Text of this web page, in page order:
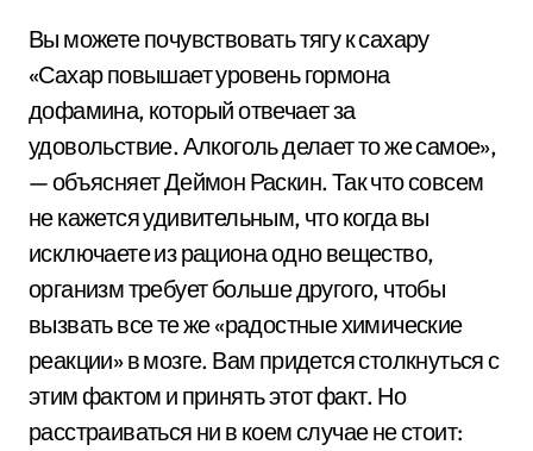
Вы можете почувствовать тягу к сахару
«Сахар повышает уровень гормона
дофамина, который отвечает за
удовольствие. Алкоголь делает то же самое»,
— объясняет Деймон Раскин. Так что совсем
не кажется удивительным, что когда вы
исключаете из рациона одно вещество,
организм требует больше другого, чтобы
вызвать все те же «радостные химические
реакции» в мозге. Вам придется столкнуться с
этим фактом и принять этот факт. Но
расстраиваться ни в коем случае не стоит: